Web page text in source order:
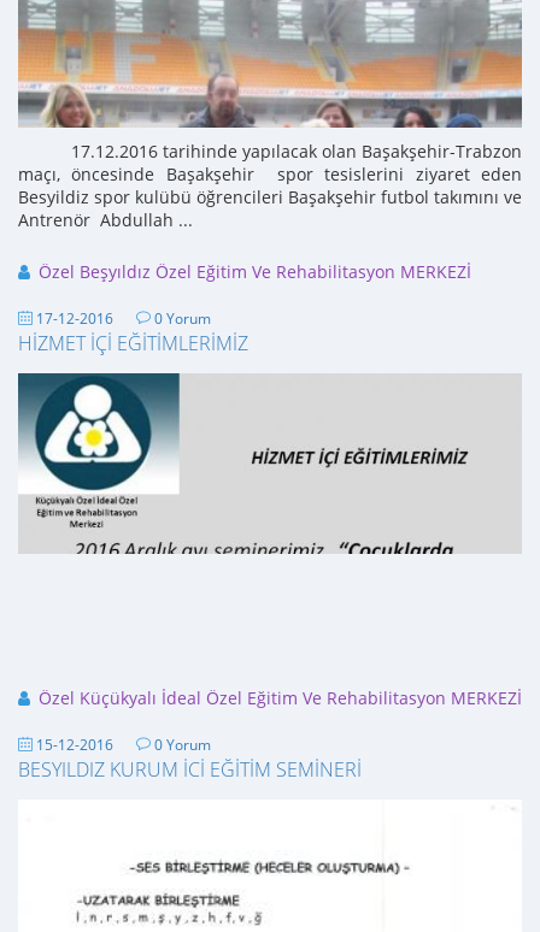
17.12.2016 tarihinde yapılacak olan Başakşehir-Trabzon
maçı, öncesinde Başakşehir spor tesislerini ziyaret eden
Besyildiz spor kulübü öğrencileri Başakşehir futbol takımını ve
Antrenör Abdullah ...
Özel Beşyıldız Özel Eğitim Ve Rehabilitasyon MERKEZİ
17-12-2016 0 Yorum
HİZMET İÇİ EĞİTİMLERİMİZ
Özel Küçükyalı İdeal Özel Eğitim Ve Rehabilitasyon MERKEZİ
15-12-2016 0 Yorum
BESYILDIZ KURUM İCİ EĞİTİM SEMİNERİ